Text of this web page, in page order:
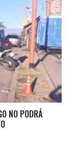
NO PODRÁ